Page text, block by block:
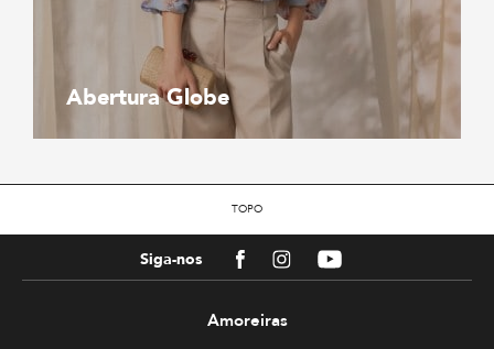
Abertura Globe
TOPO
Siga-nos FacebookInstagramYoutube
Amoreiras